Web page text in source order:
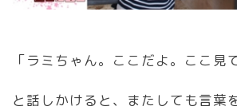
「ラミちゃん。ここだよ。ここ見
と話しかけると、またしても言葉